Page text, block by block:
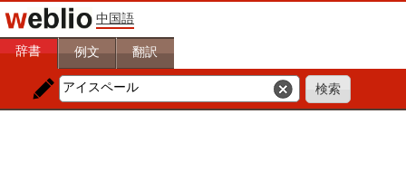
中国語
辞書 例文 翻訳